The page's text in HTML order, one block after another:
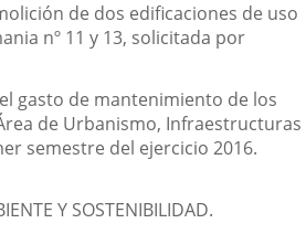
de dos edificaciones de uso
nº 11 y 13, solicitada por
gasto de mantenimiento de los
de Urbanismo, Infraestructuras
semestre del ejercicio 2016.
Y SOSTENIBILIDAD.